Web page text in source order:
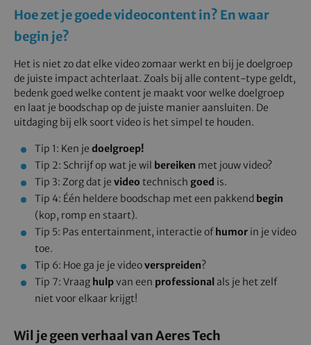
Hoe zet je goede videocontent in? En waar
begin je?
Het is niet zo dat elke video zomaar werkt en bij je doelgroep
de juiste impact achterlaat. Zoals bij alle content-type geldt,
bedenk goed welke content je maakt voor welke doelgroep
en laat je boodschap op de juiste manier aansluiten. De
uitdaging bij elk soort video is het simpel te houden.
Tip 1: Ken je doelgroep!
Tip 2: Schrijf op wat je wil bereiken met jouw video?
Tip 3: Zorg dat je video technisch goed is.
Tip 4: Één heldere boodschap met een pakkend begin
(kop, romp en staart).
Tip 5: Pas entertainment, interactie ofhumor in je video
toe.
Tip 6: Hoe ga je je videoverspreiden?
Tip 7: Vraag hulpvan een professional als je het zelf
niet voor elkaar krijgt!
Wil je geen verhaal van Aeres Tech